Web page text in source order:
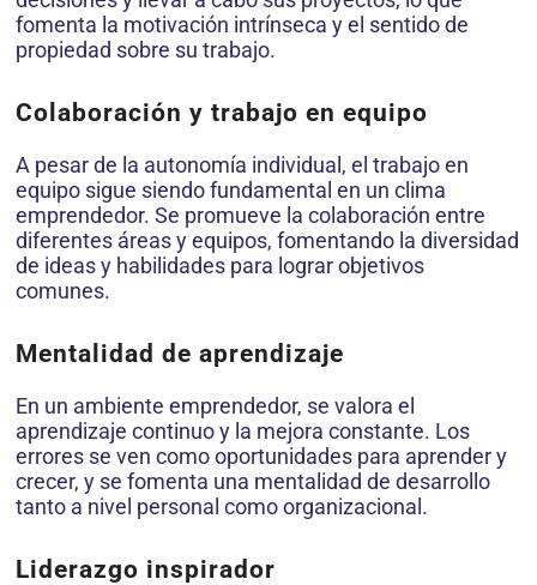
fomenta la motivación intrínseca y el sentido de
propiedad sobre su trabajo.
Colaboración y trabajo en equipo
A pesar de la autonomía individual, el trabajo en
equipo sigue siendo fundamental en un clima
emprendedor. Se promueve la colaboración entre
diferentes áreas y equipos, fomentando la diversidad
de ideas y habilidades para lograr objetivos
comunes.
Mentalidad de aprendizaje
En un ambiente emprendedor, se valora el
aprendizaje continuo y la mejora constante. Los
errores se ven como oportunidades para aprender y
crecer, y se fomenta una mentalidad de desarrollo
tanto a nivel personal como organizacional.
Liderazgo inspirador